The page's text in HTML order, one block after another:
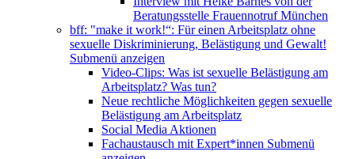
Beratungsstelle Frauennotruf München
bff: "make it work!“: Für einen Arbeitsplatz ohne
sexuelle Diskriminierung, Belästigung und Gewalt!
Submenü anzeigen
Video-Clips: Was ist sexuelle Belästigung am
Arbeitsplatz? Was tun?
Neue rechtliche Möglichkeiten gegen sexuelle
Belästigung am Arbeitsplatz
Social Media Aktionen
Fachaustausch mit Expert*innen Submenü